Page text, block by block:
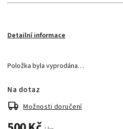
Detailní informace
Položka byla vyprodána…
Na dotaz
Možnosti doručení